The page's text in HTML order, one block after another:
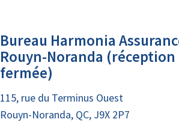
Bureau Harmonia
Rouyn-Noranda (réception
fermée)
115, rue du Terminus Ouest
Rouyn-Noranda, QC, J9X 2P7